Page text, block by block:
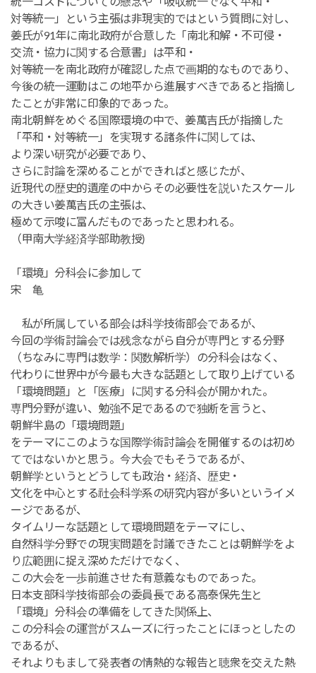
対等統一」という主張は非現実的ではという質問に対し、
姜氏が91年に南北政府が合意した「南北和解・不可侵・
交流・協力に関する合意書」は平和・
対等統一を南北政府が確認した点で画期的なものであり、
今後の統一運動はこの地平から進展すべきであると指摘し
たことが非常に印象的であった。
南北朝鮮をめぐる国際環境の中で、姜萬吉氏が指摘した
「平和・対等統一」を実現する諸条件に関しては、
より深い研究が必要であり、
さらに討論を深めることができればと感じたが、
近現代の歴史的遺産の中からその必要性を説いたスケール
の大きい姜萬吉氏の主張は、
極めて示唆に富んだものであったと思われる。
（甲南大学経済学部助教授)
「環境」分科会に参加して
宋 亀
私が所属している部会は科学技術部会であるが、
今回の学術討論会では残念ながら自分が専門とする分野
（ちなみに専門は数学：関数解析学）の分科会はなく、
代わりに世界中が今最も大きな話題として取り上げている
「環境問題」と「医療」に関する分科会が開かれた。
専門分野が違い、勉強不足であるので独断を言うと、
朝鮮半島の「環境問題」
をテーマにこのような国際学術討論会を開催するのは初め
てではないかと思う。今大会でもそうであるが、
朝鮮学というとどうしても政治・経済、歴史・
文化を中心とする社会科学系の研究内容が多いというイメ
ージであるが、
タイムリーな話題として環境問題をテーマにし、
自然科学分野での現実問題を討議できたことは朝鮮学をよ
り広範囲に捉え深めただけでなく、
この大会を一歩前進させた有意義なものであった。
日本支部科学技術部会の委員長である高泰保先生と
「環境」分科会の準備をしてきた関係上、
この分科会の運営がスムーズに行ったことにほっとしたの
であるが、
それよりもまして発表者の情熱的な報告と聴衆を交えた熱